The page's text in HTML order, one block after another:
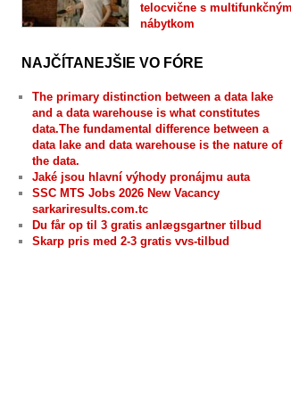
telocvične s multifunkčným
nábytkom
NAJČÍTANEJŠIE VO FÓRE
The primary distinction between a data lake
and a data warehouse is what constitutes
data.The fundamental difference between a
data lake and data warehouse is the nature of
the data.
Jaké jsou hlavní výhody pronájmu auta
SSC MTS Jobs 2026 New Vacancy
sarkariresults.com.tc
Du får op til 3 gratis anlægsgartner tilbud
Skarp pris med 2-3 gratis vvs-tilbud